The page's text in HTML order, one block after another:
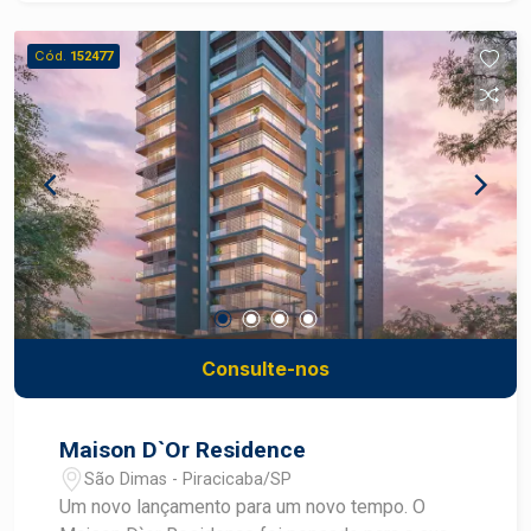
lazer incluindo: Arena Beach, Coworking, Pet Care,
Piscinas com Solarium, entre outros. Viva bem,
consulte um especialista.
Cód. 152477
Consulte-nos
Maison D`Or Residence
São Dimas - Piracicaba/SP
Um novo lançamento para um novo tempo. O